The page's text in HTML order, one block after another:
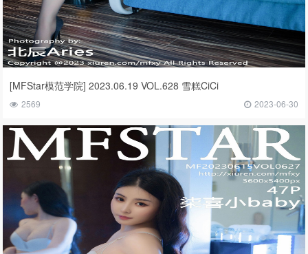
[MFStar模范学院] 2023.06.19 VOL.628 雪糕CiCi
2569 2023-06-30